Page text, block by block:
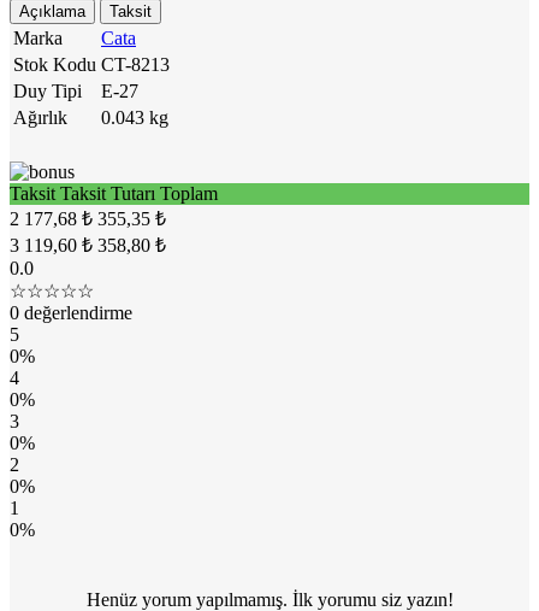
Açıklama Taksit
Marka
Cata
Stok Kodu CT-8213
Duy Tipi
E-27
Ağırlık
0.043 kg
Taksit Taksit Tutarı Toplam
2 177,68 ₺ 355,35 ₺
3 119,60 ₺ 358,80 ₺
0.0
☆☆☆☆☆
0 değerlendirme
5
0%
4
0%
3
0%
2
0%
1
0%
Henüz yorum yapılmamış. İlk yorumu siz yazın!